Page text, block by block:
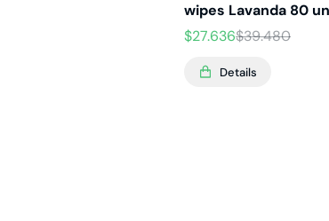
wipes Lavanda 80
$39.480
$27.636
Details